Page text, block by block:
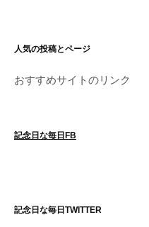
人気の投稿とページ
おすすめサイトのリンク
記念日な毎日FB
記念日な毎日TWITTER